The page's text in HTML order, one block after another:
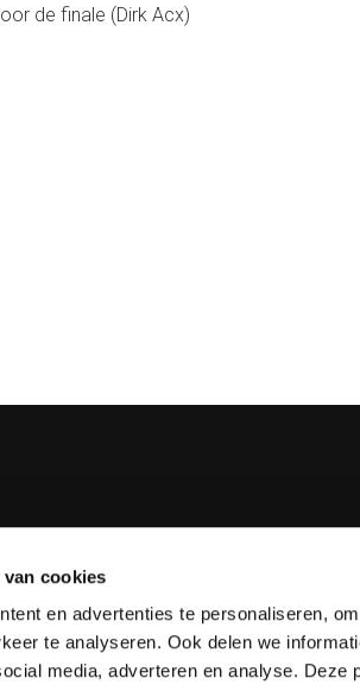
cookies
en advertenties te personaliseren,
te analyseren. Ook delen we
media, adverteren en analyse. Deze
de finale (Dirk Acx)